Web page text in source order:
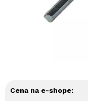
Cena na e-shope: